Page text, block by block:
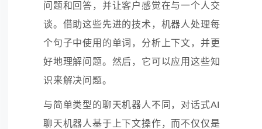
问题和回答，并让客户感觉在与一个人交
谈。借助这些先进的技术，机器人处理每
个句子中使用的单词，分析上下文，并更
好地理解问题。然后，它可以应用这些知
识来解决问题。
与简单类型的聊天机器人不同，对话式AI
聊天机器人基于上下文操作，而不仅仅是